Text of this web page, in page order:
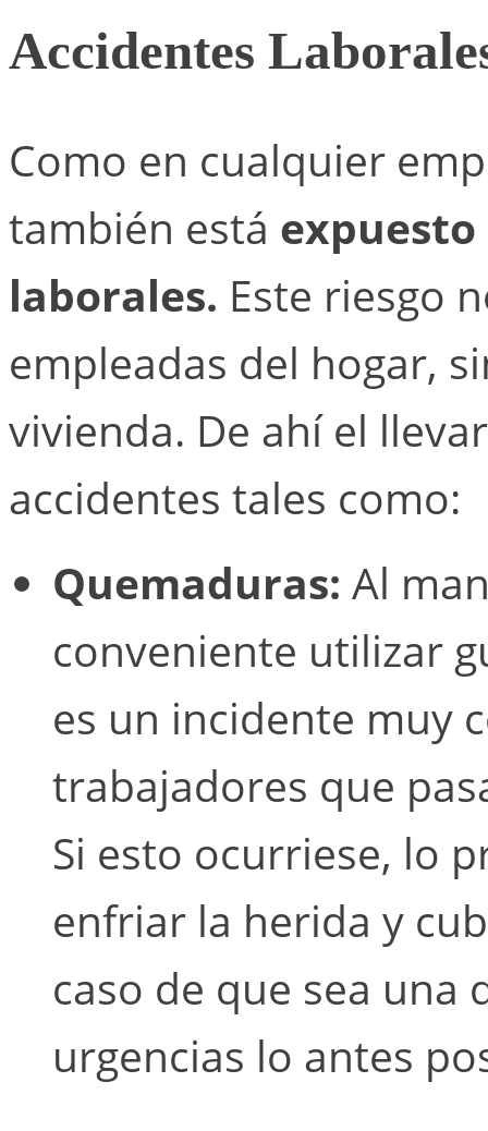
Accidentes
Como en cualquier
también está
laborales. Este riesgo
empleadas del hogar,
vivienda. De ahí el
accidentes tales como:
Quemaduras: Al
conveniente utilizar
es un incidente muy
trabajadores que
Si esto ocurriese, lo
enfriar la herida y
caso de que sea una
urgencias lo antes